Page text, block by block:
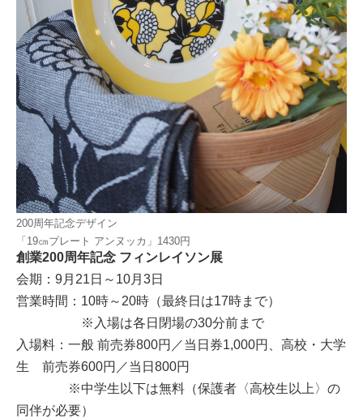
200周年記念デザイン
「19㎝プレート アンヌッカ」1430円
創業200周年記念 フィンレイソン展
会期：9月21日～10月3日
営業時間：10時～20時（最終日は17時まで）
※入場は各日閉場の30分前まで
入場料：一般 前売券800円／当日券1,000円、高校・大学
生 前売券600円／当日800円
※中学生以下は無料（保護者〈高校生以上〉の
同伴が必要）